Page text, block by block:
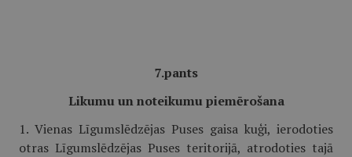
7.pants
Likumu un noteikumu piemērošana
1. Vienas Līgumslēdzējas Puses gaisa kuģi, ierodoties
otras Līgumslēdzējas Puses teritorijā, atrodoties tajā